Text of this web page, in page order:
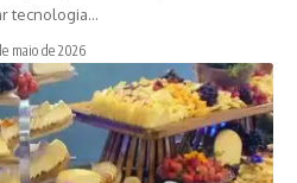
tecnologia…
maio de 2026